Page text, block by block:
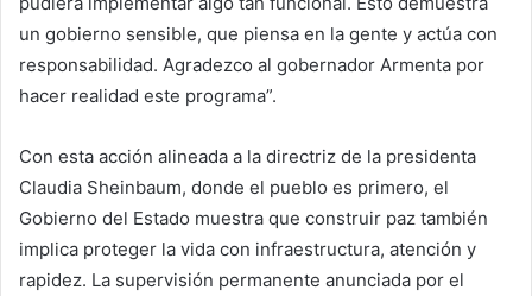
un gobierno sensible, que piensa en la gente y actúa con
responsabilidad. Agradezco al gobernador Armenta por
hacer realidad este programa”.
Con esta acción alineada a la directriz de la presidenta
Claudia Sheinbaum, donde el pueblo es primero, el
Gobierno del Estado muestra que construir paz también
implica proteger la vida con infraestructura, atención y
rapidez. La supervisión permanente anunciada por el